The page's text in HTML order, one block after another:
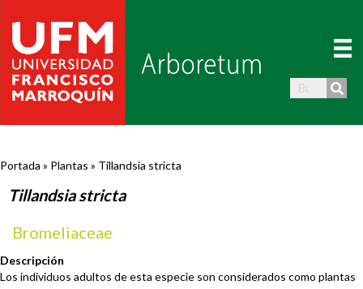
Portada » Plantas » Tillandsia stricta
Tillandsia stricta
Bromeliaceae
Descripción
Los individuos adultos de esta especie son considerados como plantas